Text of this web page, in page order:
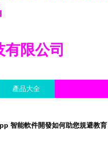
限公司
產品大全
智能軟件開發如何助您規避教育